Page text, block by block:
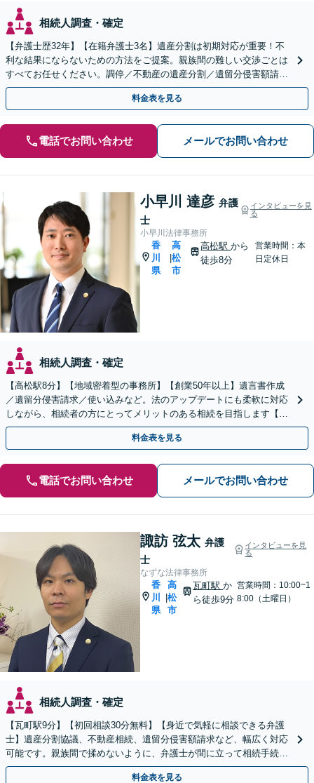
相続人調査・確定
【弁護士歴32年】【在籍弁護士3名】遺産分割は初期対応が重要！不
利な結果にならないための方法をご提案。親族間の難しい交渉ごとは
すべてお任せください。調停／不動産の遺産分割／遺留分侵害額請求
／相続放棄／遺言書の作成など【高松駅徒歩8分】
料金表を見る
電話でお問い合わせ メールでお問い合わせ
小早川 達彦 弁護
士
インタビューを見
る
小早川法律事務所
香
川
県
高
松
市
高松駅から
徒歩8分
営業時間：本
日定休日
相続人調査・確定
【高松駅8分】【地域密着型の事務所】【創業50年以上】遺言書作成
／遺留分侵害請求／使い込みなど。法のアップデートにも柔軟に対応
しながら、相続者の方にとってメリットのある相続を目指します【休
日／夜間面談OK（要予約）】
料金表を見る
電話でお問い合わせ メールでお問い合わせ
諏訪 弦太 弁護
士
インタビューを見
る
なずな法律事務所
香
川
県
高
松
市
瓦町駅 か
ら徒歩9分
営業時間：10:00~1
8:00（土曜日）
相続人調査・確定
【瓦町駅9分】【初回相談30分無料】【身近で気軽に相談できる弁護
士】遺産分割協議、不動産相続、遺留分侵害額請求など、幅広く対応
可能です。親族間で揉めないように、弁護士が間に立って相続手続き
をサポートします。【電話相談可】【休日・夜間対応】
料金表を見る